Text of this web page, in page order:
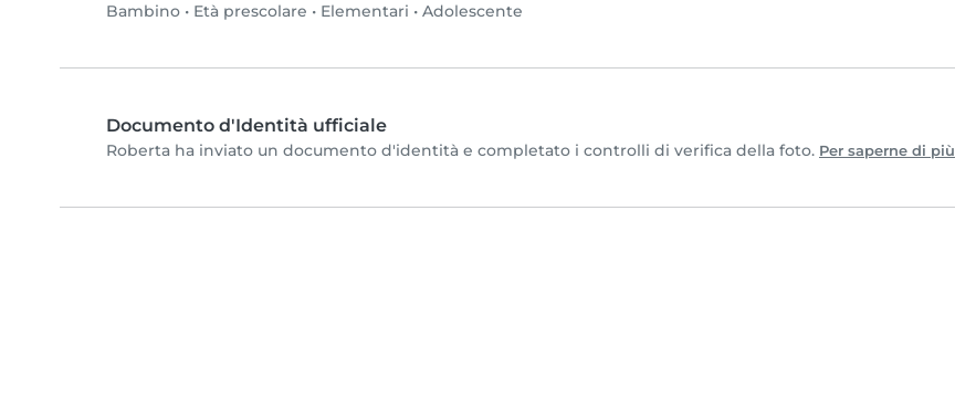
Bambino • Età prescolare • Elementari • Adolescente
Documento d'Identità ufficiale
Roberta ha inviato un documento d'identità e completato i controlli di verifica della foto. Per saperne di più